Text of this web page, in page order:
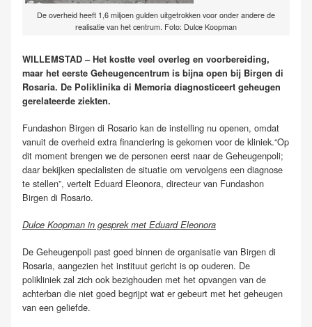
De overheid heeft 1,6 miljoen gulden uitgetrokken voor onder andere de
realisatie van het centrum. Foto: Dulce Koopman
WILLEMSTAD – Het kostte veel overleg en voorbereiding,
maar het eerste Geheugencentrum is bijna open bij Birgen di
Rosaria. De Poliklinika di Memoria diagnosticeert geheugen
gerelateerde ziekten.
Fundashon Birgen di Rosario kan de instelling nu openen, omdat
vanuit de overheid extra financiering is gekomen voor de kliniek.“Op
dit moment brengen we de personen eerst naar de Geheugenpoli;
daar bekijken specialisten de situatie om vervolgens een diagnose
te stellen”, vertelt Eduard Eleonora, directeur van Fundashon
Birgen di Rosario.
Dulce Koopman in gesprek met Eduard Eleonora
De Geheugenpoli past goed binnen de organisatie van Birgen di
Rosaria, aangezien het instituut gericht is op ouderen. De
polikliniek zal zich ook bezighouden met het opvangen van de
achterban die niet goed begrijpt wat er gebeurt met het geheugen
van een geliefde.